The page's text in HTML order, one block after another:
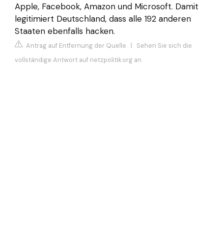
Apple, Facebook, Amazon und Microsoft. Damit
legitimiert Deutschland, dass alle 192 anderen
Staaten ebenfalls hacken.
Antrag auf Entfernung der Quelle | Sehen Sie sich die
vollständige Antwort auf netzpolitik.org an